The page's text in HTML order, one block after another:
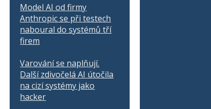
Model AI od firmy
Anthropic se při testech
naboural do systémů tří
firem
Varování se naplňují.
Další zdivočelá AI útočila
na cizí systémy jako
hacker